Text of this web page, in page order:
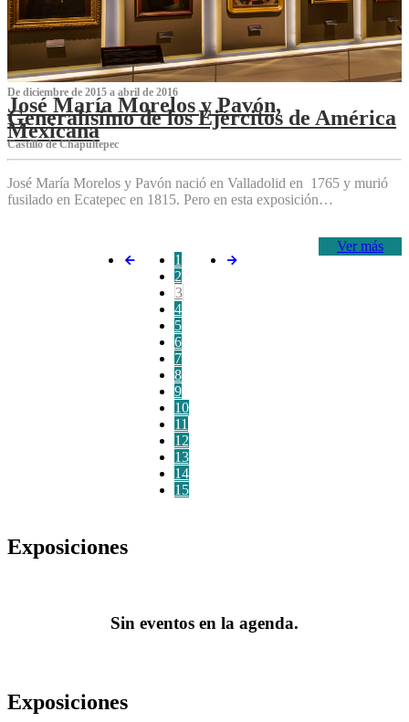
De diciembre de 2015 a abril de 2016
José María Morelos y Pavón,
Generalísimo de los Ejércitos de América
Mexicana
C‌astillo de Chapultepec
José María Morelos y Pavón nació en Valladolid en 1765 y murió
fusilado en Ecatepec en 1815. Pero en esta exposición…
Ver más
1
2
3
4
5
6
7
8
9
10
11
12
13
14
15
Exposiciones
Sin eventos en la agenda.
Exposiciones